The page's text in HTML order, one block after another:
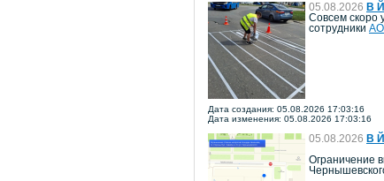
05.08.2026 В
Совсем скоро
сотрудники АО
Дата создания: 05.08.2026 17:03:16
Дата изменения: 05.08.2026 17:03:16
05.08.2026 В
Ограничение